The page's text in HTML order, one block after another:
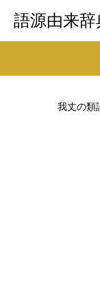
語源由来辞
我丈の類